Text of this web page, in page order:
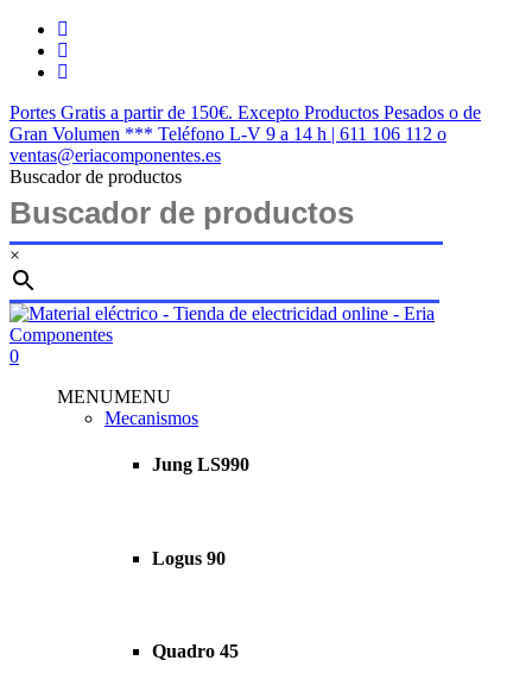
Saltar
contenido
twitter
facebook
instagram
Portes Gratis a partir de 150€. Excepto Productos Pesados o de
Gran Volumen *** Teléfono L-V 9 a 14 h | 611 106 112 o
ventas@eriacomponentes.es
Buscador de productos
×
Cerrar
búsqueda
buscar
account
0
MENUMENU
Mecanismos
Jung LS990
Logus 90
Quadro 45